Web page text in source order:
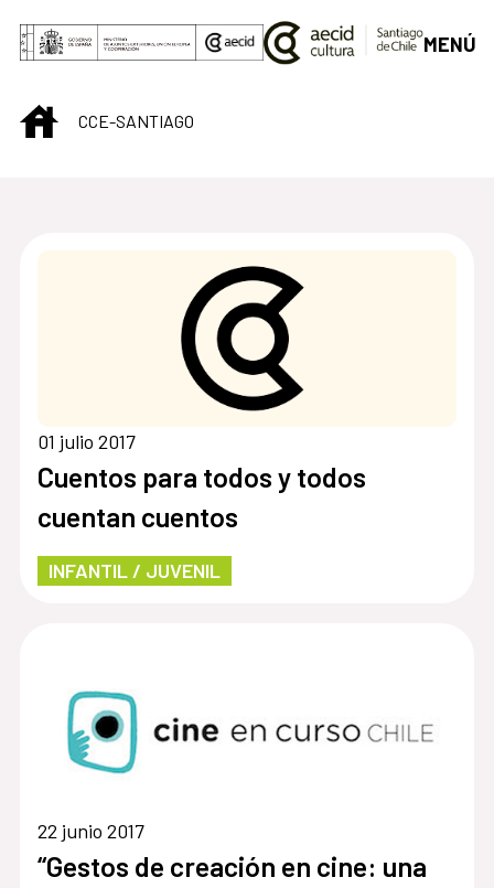
Saltar al contenido principal
MENÚ
INICIOCCE-SANTIAGO
01 julio 2017
Cuentos para todos y todos
cuentan cuentos
INFANTIL / JUVENIL
22 junio 2017
“Gestos de creación en cine: una